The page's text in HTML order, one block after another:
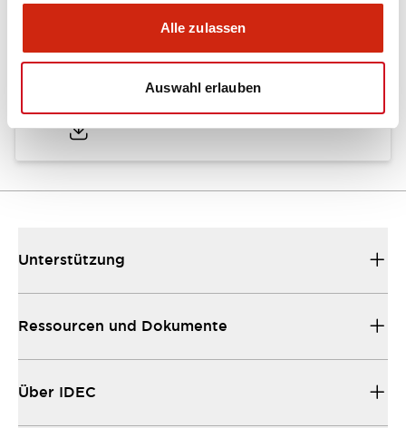
Alle zulassen
Auswahl erlauben
Kataloge & Broschüren
Unterstützung
Ressourcen und Dokumente
Über IDEC